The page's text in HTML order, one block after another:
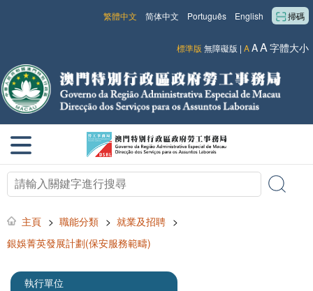
掃碼
English
Português
简体中文
繁體中文
標準版 無障礙版 | AAA字體大小
主頁 > 職能分類 > 就業及招聘 >
銀娛菁英發展計劃(保安服務範疇)
執行單位